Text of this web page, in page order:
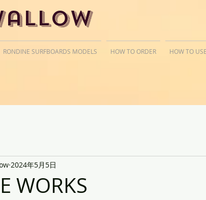
WORKS
2024年5月5日
RONDINE SURFBOARDS MODELS HOW TO ORDER HOW TO